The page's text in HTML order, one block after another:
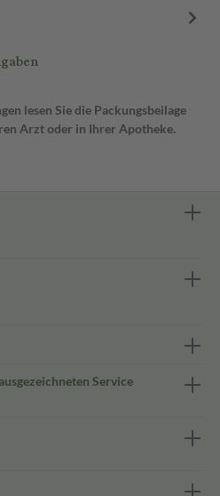
lesen Sie die Packungsbeilage
Arzt oder in Ihrer Apotheke.
Service